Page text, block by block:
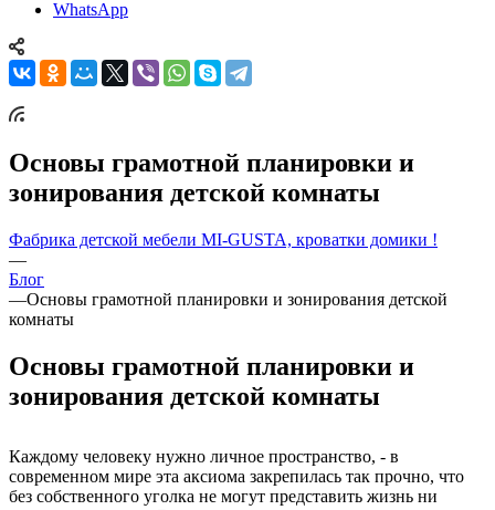
WhatsApp
Основы грамотной планировки и
зонирования детской комнаты
Фабрика детской мебели MI-GUSTA, кроватки домики !
—
Блог
—Основы грамотной планировки и зонирования детской
комнаты
Основы грамотной планировки и
зонирования детской комнаты
Каждому человеку нужно личное пространство, - в
современном мире эта аксиома закрепилась так прочно, что
без собственного уголка не могут представить жизнь ни